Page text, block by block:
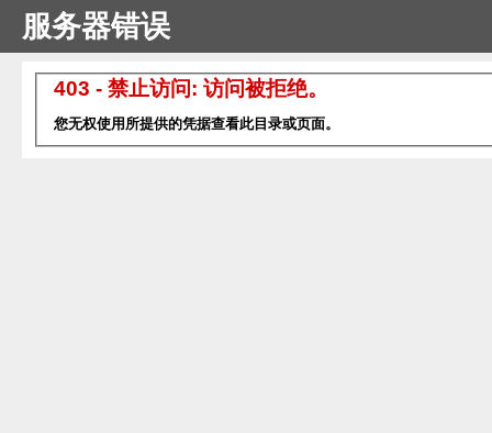
服务器错误
403 - 禁止访问: 访问被拒绝。
您无权使用所提供的凭据查看此目录或页面。